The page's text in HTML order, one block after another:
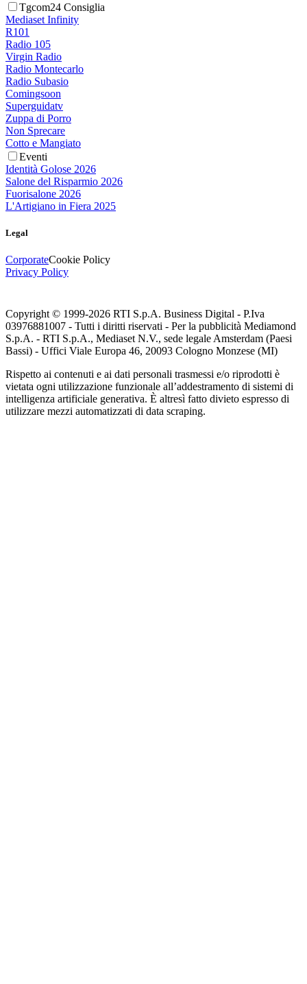
Tgcom24 Consiglia
Mediaset Infinity
R101
Radio 105
Virgin Radio
Radio Montecarlo
Radio Subasio
Comingsoon
Superguidatv
Zuppa di Porro
Non Sprecare
Cotto e Mangiato
Eventi
Identità Golose 2026
Salone del Risparmio 2026
Fuorisalone 2026
L'Artigiano in Fiera 2025
Legal
CorporateCookie Policy
Privacy Policy
Copyright © 1999-2026 RTI S.p.A. Business Digital - P.Iva
03976881007 - Tutti i diritti riservati - Per la pubblicità Mediamond
S.p.A. - RTI S.p.A., Mediaset N.V., sede legale Amsterdam (Paesi
Bassi) - Uffici Viale Europa 46, 20093 Cologno Monzese (MI)
Rispetto ai contenuti e ai dati personali trasmessi e/o riprodotti è
vietata ogni utilizzazione funzionale all’addestramento di sistemi di
intelligenza artificiale generativa. È altresì fatto divieto espresso di
utilizzare mezzi automatizzati di data scraping.